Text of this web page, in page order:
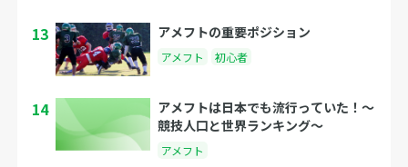
13 アメフトの重要ポジション
アメフト 初心者
14
アメフトは日本でも流行っていた！〜
競技人口と世界ランキング〜
アメフト